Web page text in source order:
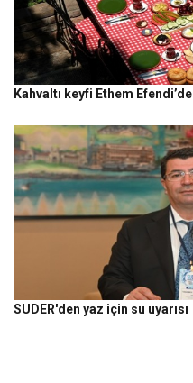
Kahvaltı keyfi Ethem Efendi’de
SUDER'den yaz için su uyarısı